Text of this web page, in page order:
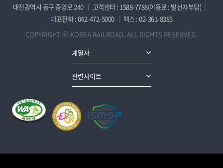
대전광역시 동구 중앙로 240
고객센터 : 1588-7788(이용료 : 발신자부담)
대표전화 : 042-472-5000
팩스 : 02-361-8385
COPYRIGHT ⓒ KOREA RAILROAD. ALL RIGHTS RESERVED.
계열사
관련사이트